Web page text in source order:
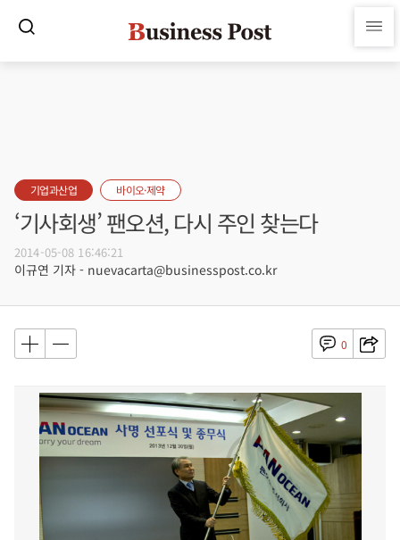
기업과산업 바이오·제약
‘기사회생’ 팬오션, 다시 주인 찾는다
2014-05-08 16:46:21
이규연 기자 - nuevacarta@businesspost.co.kr
0